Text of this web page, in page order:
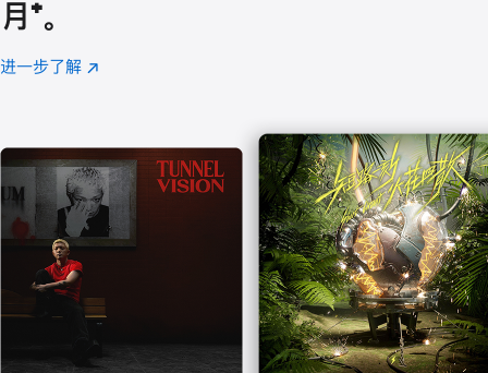
月 脚
注
⁺。
进一步了解 Apple
(在
口
中
打
开)